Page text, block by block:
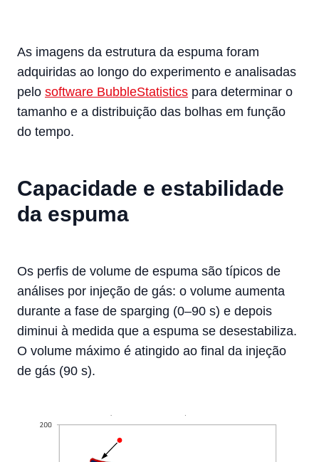
As imagens da estrutura da espuma foram
adquiridas ao longo do experimento e analisadas
pelo software BubbleStatistics para determinar o
tamanho e a distribuição das bolhas em função
do tempo.
Capacidade e estabilidade
da espuma
Os perfis de volume de espuma são típicos de
análises por injeção de gás: o volume aumenta
durante a fase de sparging (0–90 s) e depois
diminui à medida que a espuma se desestabiliza.
O volume máximo é atingido ao final da injeção
de gás (90 s).